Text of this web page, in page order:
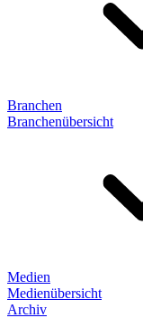
Branchen
Branchenübersicht
Medien
Medienübersicht
Archiv